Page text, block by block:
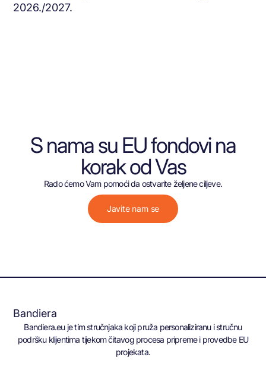
2026./2027.
S nama su EU fondovi na
korak od Vas
Rado ćemo Vam pomoći da ostvarite željene ciljeve.
Javite nam se
Bandiera
Bandiera.eu je tim stručnjaka koji pruža personaliziranu i stručnu
podršku klijentima tijekom čitavog procesa pripreme i provedbe EU
projekata.